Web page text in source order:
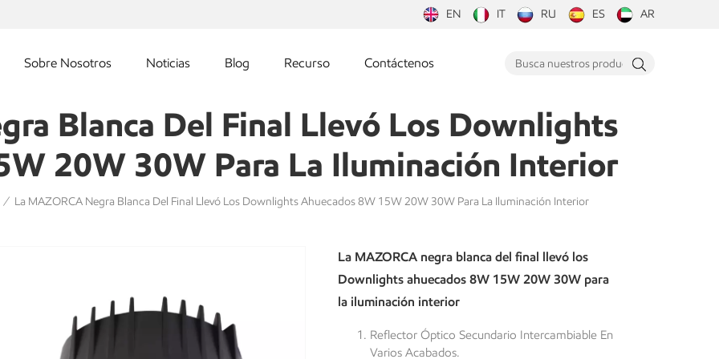
EN IT RU ES AR
Sobre Nosotros Noticias Blog Recurso Contáctenos
Blanca Del Final Llevó Los Downlights
20W 30W Para La Iluminación Interior
/ La MAZORCA Negra Blanca Del Final Llevó Los Downlights Ahuecados 8W 15W 20W 30W Para La Iluminación Interior
La MAZORCA negra blanca del final llevó los
Downlights ahuecados 8W 15W 20W 30W para
la iluminación interior
Reflector Óptico Secundario Intercambiable En
Varios Acabados.